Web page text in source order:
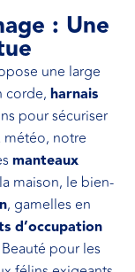
: Une
une large
harnais
pour sécuriser
météo, notre
manteaux
maison, le bien-
, gamelles en
d’occupation
pour les